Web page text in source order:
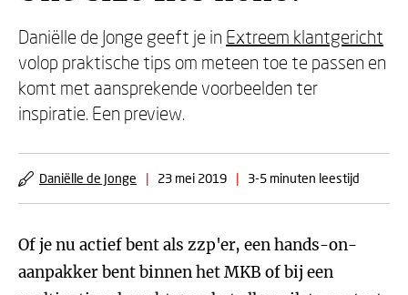
Daniëlle de Jonge geeft je in Extreem klantgericht
volop praktische tips om meteen toe te passen en
komt met aansprekende voorbeelden ter
inspiratie. Een preview.
Daniëlle de Jonge | 23 mei 2019 | 3-5 minuten leestijd
Of je nu actief bent als zzp'er, een hands-on-
aanpakker bent binnen het MKB of bij een